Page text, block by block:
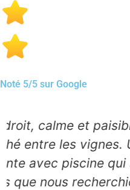
Noté 5/5 sur Google
“Merci pour
dans ce
sur tous les